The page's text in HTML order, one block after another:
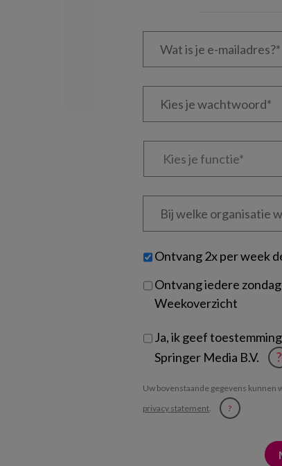
Wat
Kies
Kies
Bij
welke
je?
Untitled
Ontvang 2x per week
Ontvang iedere
Weekoverzicht
Ja, ik geef
Springer Media B.V.
?
Uw bovenstaande gegevens
privacy statement. ?